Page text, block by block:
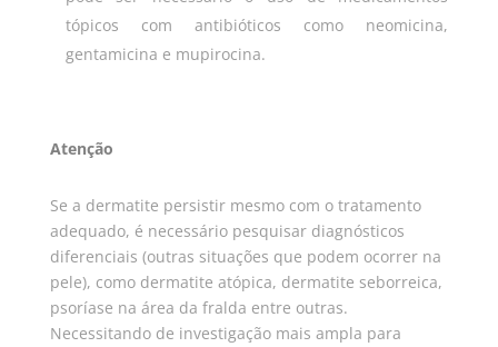
tópicos com antibióticos como neomicina,
gentamicina e mupirocina.
Atenção
Se a dermatite persistir mesmo com o tratamento
adequado, é necessário pesquisar diagnósticos
diferenciais (outras situações que podem ocorrer na
pele), como dermatite atópica, dermatite seborreica,
psoríase na área da fralda entre outras.
Necessitando de investigação mais ampla para